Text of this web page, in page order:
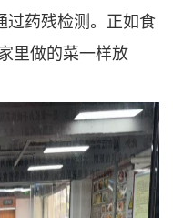
过药残检测。正如食
里做的菜一样放